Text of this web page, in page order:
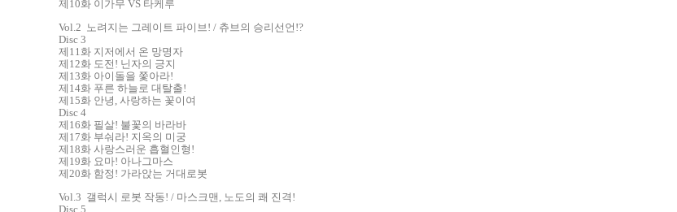
제10화 이가무 VS 타케루
Vol.2 노려지는 그레이트 파이브! / 츄브의 승리선언!?
Disc 3
제11화 지저에서 온 망명자
제12화 도전! 닌자의 긍지
제13화 아이돌을 쫓아라!
제14화 푸른 하늘로 대탈출!
제15화 안녕, 사랑하는 꽃이여
Disc 4
제16화 필살! 불꽃의 바라바
제17화 부숴라! 지옥의 미궁
제18화 사랑스러운 흡혈인형!
제19화 요마! 아나그마스
제20화 함정! 가라앉는 거대로봇
Vol.3 갤럭시 로봇 작동! / 마스크맨, 노도의 쾌 진격!
Disc 5